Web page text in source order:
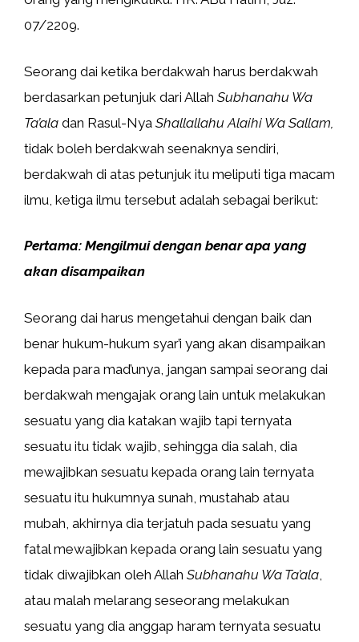
07/2209.
Seorang dai ketika berdakwah harus berdakwah
berdasarkan petunjuk dari Allah Subhanahu Wa
Ta’ala dan Rasul-Nya Shallallahu Alaihi Wa Sallam,
tidak boleh berdakwah seenaknya sendiri,
berdakwah di atas petunjuk itu meliputi tiga macam
ilmu, ketiga ilmu tersebut adalah sebagai berikut:
Pertama: Mengilmui dengan benar apa yang
akan disampaikan
Seorang dai harus mengetahui dengan baik dan
benar hukum-hukum syar’i yang akan disampaikan
kepada para mad’unya, jangan sampai seorang dai
berdakwah mengajak orang lain untuk melakukan
sesuatu yang dia katakan wajib tapi ternyata
sesuatu itu tidak wajib, sehingga dia salah, dia
mewajibkan sesuatu kepada orang lain ternyata
sesuatu itu hukumnya sunah, mustahab atau
mubah, akhirnya dia terjatuh pada sesuatu yang
fatal mewajibkan kepada orang lain sesuatu yang
tidak diwajibkan oleh Allah Subhanahu Wa Ta’ala
atau malah melarang seseorang melakukan
sesuatu yang dia anggap haram ternyata sesuatu